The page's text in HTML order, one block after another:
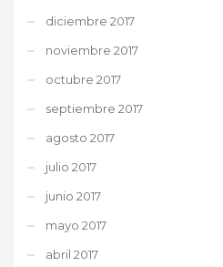
diciembre 2017
noviembre 2017
octubre 2017
septiembre 2017
agosto 2017
julio 2017
junio 2017
mayo 2017
abril 2017